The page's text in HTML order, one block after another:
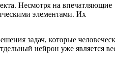
Несмотря на впечатляющие
элементами. Их
задач, которые
нейрон уже является